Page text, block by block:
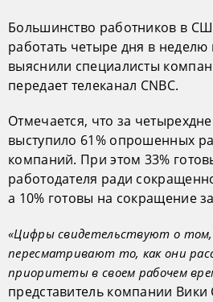
Большинство работников в
работать четыре дня в неделю
выяснили специалисты
передает телеканал CNBC.
Отмечается, что за
выступило 61% опрошенных
компаний. При этом 33%
работодателя ради
а 10% готовы на сокращение
«Цифры свидетельствуют о
пересматривают то, как они
приоритеты в своем рабочем
представитель компании Вики